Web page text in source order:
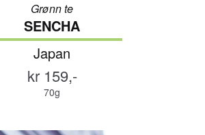
Grønn te
SENCHA
Japan
kr 159,-
70g